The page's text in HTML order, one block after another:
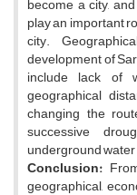
become a city,
play an important
city.
development of
include lack of
geographical
changing the
successive
underground
Conclusion:
geographical,